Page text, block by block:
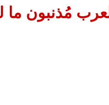
مُذنبون ما